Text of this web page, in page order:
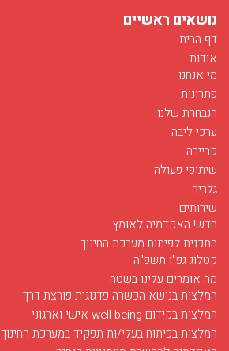
נושאים ראשיים
דף הבית
אודות
מי אנחנו
פתרונות
הנבחרת שלנו
ערכי ליבה
קריירה
שיתופי פעולה
גלריה
שירותים
חדש! האקדמיה לאומץ
התכנית לפיתוח מערכת החינוך
קטלוג גפ"ן תשפ"ה
מה אומרים עלינו בשטח
המלצות בנושא הכשרה פדגוגית פורצת דרך
המלצות בקידום well being אישי וארגוני
המלצות בפיתוח בעלי/ות תפקיד במערכת החינוך